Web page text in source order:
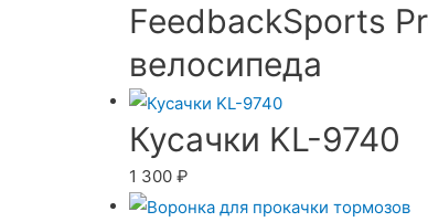
FeedbackSports
велосипеда
Кусачки KL-9740
1 300 ₽